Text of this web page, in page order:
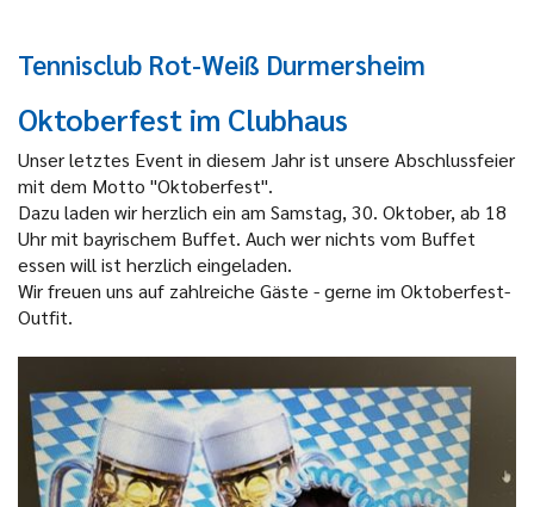
Tennisclub Rot-Weiß Durmersheim
Oktoberfest im Clubhaus
Unser letztes Event in diesem Jahr ist unsere Abschlussfeier
mit dem Motto "Oktoberfest".
Dazu laden wir herzlich ein am Samstag, 30. Oktober, ab 18
Uhr mit bayrischem Buffet. Auch wer nichts vom Buffet
essen will ist herzlich eingeladen.
Wir freuen uns auf zahlreiche Gäste - gerne im Oktoberfest-
Outfit.